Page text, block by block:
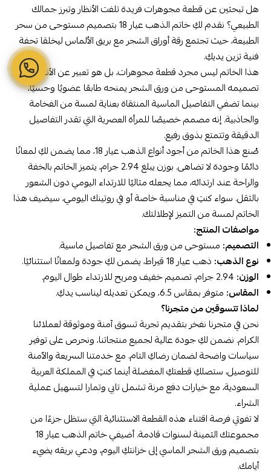
هل تبحثين عن قطعة مجوهرات فريدة تلفت الأنظار وتبرز جمالك
الطبيعي؟ نقدم لكِ خاتم الذهب عيار 18 بتصميم مستوحى من سحر
الطبيعة، حيث تجتمع رقة أوراق الشجر مع بريق الألماس ليخلقا تحفة
فنية تزين يديكِ.
هذا الخاتم ليس مجرد قطعة مجوهرات، بل هو تعبير عن الأناقة والرقي.
تصميمه المستوحى من ورق الشجر يمنحه طابعًا عضويًا وحسيًا،
بينما تضفي التفاصيل الماسية المنتقاة بعناية لمسة من الفخامة
والجاذبية. إنه مصمم خصيصًا للمرأة العصرية التي تقدر التفاصيل
الدقيقة وتتمتع بذوق رفيع.
صُنع هذا الخاتم من أجود أنواع الذهب عيار 18، مما يضمن لكِ لمعانًا
دائمًا وجودة لا تضاهى. بوزن يبلغ 2.94 جرام، يتميز الخاتم بالخفة
والراحة عند ارتدائه، مما يجعله مثاليًا للارتداء اليومي دون الشعور
بالثقل. سواء كنتِ في مناسبة خاصة أو في روتينك اليومي، سيضيف هذا
الخاتم لمسة من التميز لإطلالتك.
مواصفات المنتج:
التصميم: مستوحى من ورق الشجر مع تفاصيل ماسية.
نوع الذهب: ذهب عيار 18 قيراط، يضمن لكِ جودة ولمعانًا استثنائيًا.
الوزن:
المقاس: متوفر بمقاس 6.5، ويمكن تعديله ليناسب يدكِ.
لماذا تتسوقين من متجرنا؟
نحن في متجرنا نفخر بتقديم تجربة تسوق آمنة وموثوقة لعملائنا
الكرام. نضمن لكِ جودة عالية لجميع منتجاتنا، ونحرص على توفير
سياسات واضحة لضمان رضاكِ التام. مع خدمتنا السريعة والآمنة
للتوصيل، ستصلكِ قطعتكِ المفضلة أينما كنتِ في المملكة العربية
السعودية، مع خيارات دفع مرنة تشمل تابي وتمارا لتسهيل عملية
الشراء.
لا تفوتي فرصة اقتناء هذه القطعة الاستثنائية التي ستظل جزءًا من
مجموعتك الثمينة لسنوات قادمة. أضيفي خاتم الذهب عيار 18
بتصميم ورق الشجر الماسي إلى خزانتكِ اليوم، ودعي بريقه يضيء
أيامك.